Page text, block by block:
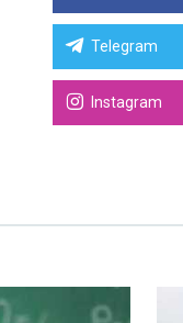
Telegram
Instagram